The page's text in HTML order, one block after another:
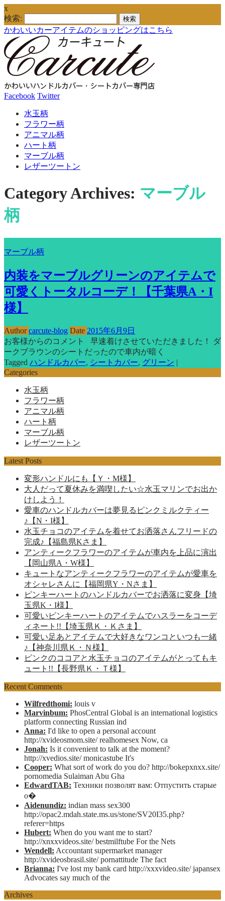
x
検索:
かわいいカーアイテムのショッピングはこちら
Facebook Twitter
水玉柄
フラワー柄
アニマル柄
ハート柄
マーブル柄
レザーツートン
Category Archives: マーブル
柄
マーブル柄
内装をマーブルグリーンのアイテムで
可愛くトータルコーデ！【千葉県A・I
様】
Authorcarcute-blog Date 2015年6月9日
お客様からのコメント 早速着けさせていただきました！ ダ
ークブラウンのシートだったので車内が暗く
Tagged ハンドルカバー, シートカバー, グリーン |
Categories
水玉柄
フラワー柄
アニマル柄
ハート柄
マーブル柄
レザーツートン
Latest Posts
変形ハンドルにも【Ｙ・M様】
大人だって夏休みを満喫したい☆水玉マリンでお出か
けしよう！
愛車のハンドルカバーは夢見るピンクミルクティー
♪【N・I様】
水玉チョコのアイテムを着せてお洒落さんフリードの
完成♪【福島県Kさま】
アンティークフラワーのアイテムが車内を上品に演出
【岡山県A・W様】
キュートなアンティークフラワーのアイテムが愛車を
オシャレさんに【福岡県Y・Nさま】
ピンキーハートのハンドルカバーでお洒落に変身【埼
玉県K・I様】
可愛いピンキーハートのアイテムでハスラーをコーデ
ィネート!!【埼玉県Ｋ・Ｋさま】
可愛い足あとアイテムで大好きなワンコといつも一緒
♪【神奈川県Ｋ・Ｎ様】
ピンクのココアと水玉チョコのアイテムがとってもキ
ュート!!【長野県Ｋ・Ｔ様】
Recent Comments
Wilfredthomi: louis v
Marvinbum: PhosCentral Global is an international logistics
platform connecting Russian ind
Anna: I'd like to open a personal account
http://xvideosmom.site/ realhomesex Now, ca
Jonah: Is it convenient to talk at the moment?
http://xvedios.site/ monicastube It's
Cooper: What sort of work do you do? http://bokepxnxx.site/
pornomedia Sulaiman Abu Gha
EdwardTAB: Техники позволят вам: Отпустить старые
о�
Aidenundiz: indian mass sex300
http://opac2.mdah.state.ms.us/stone/SV20I35.php?
referer=https
Hubert: When do you want me to start?
http://xnxxvideos.site/ bestmilftube For the Nets
Wendell: Accountant supermarket manager
http://xvideosbrasil.site/ pornattitude The fact
Brianna: I've lost my bank card http://xxxvideo.site/ japansex
Advocates say much of the
Archives